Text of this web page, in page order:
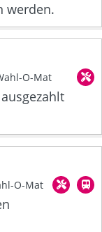
werden.
O-Mat
O-Mat